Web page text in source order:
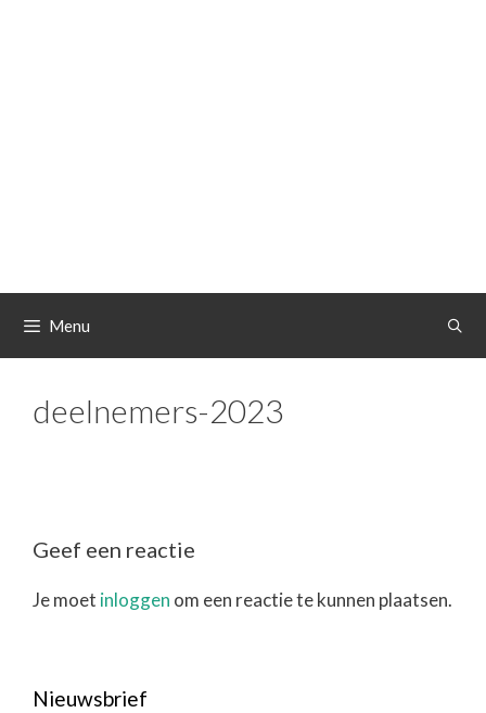
Menu
deelnemers-2023
Geef een reactie
Je moet inloggen om een reactie te kunnen plaatsen.
Nieuwsbrief